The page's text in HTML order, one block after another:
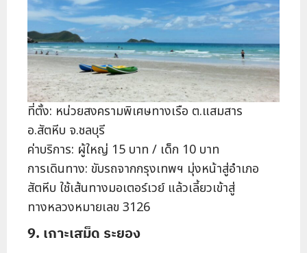
ที่ตั้ง: หน่วยสงครามพิเศษทางเรือ ต.แสมสาร
อ.สัตหีบ จ.ชลบุรี
ค่าบริการ: ผู้ใหญ่ 15 บาท / เด็ก 10 บาท
การเดินทาง: ขับรถจากกรุงเทพฯ มุ่งหน้าสู่อำเภอ
สัตหีบ ใช้เส้นทางมอเตอร์เวย์ แล้วเลี้ยวเข้าสู่
ทางหลวงหมายเลข 3126
9. เกาะเสม็ด ระยอง